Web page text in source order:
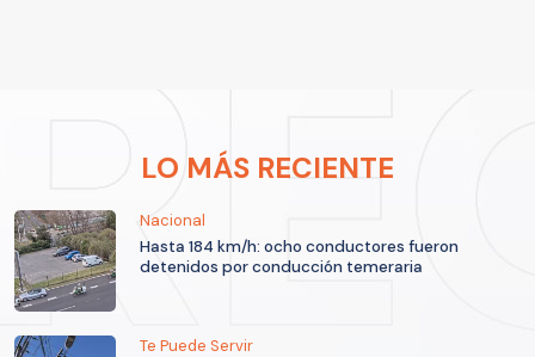
LO MÁS RECIENTE
Nacional
Hasta 184 km/h: ocho conductores fueron
detenidos por conducción temeraria
Te Puede Servir